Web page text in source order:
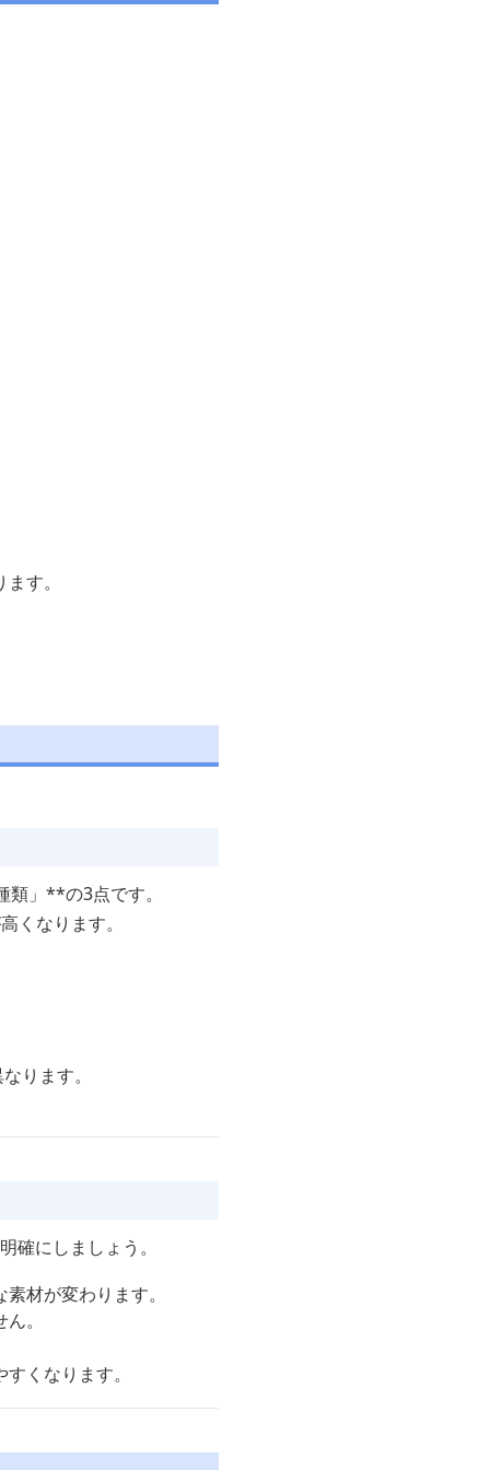
す。
」**の3点です。
くなります。
ります。
確にしましょう。
材が変わります。
。
くなります。